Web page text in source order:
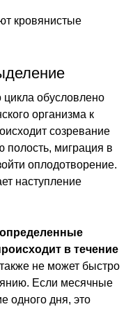
кровянистые
обусловлено
организма к
созревание
полость, миграция в
оплодотворение.
наступление
в течение
не может быстро
Если месячные
одного дня, это